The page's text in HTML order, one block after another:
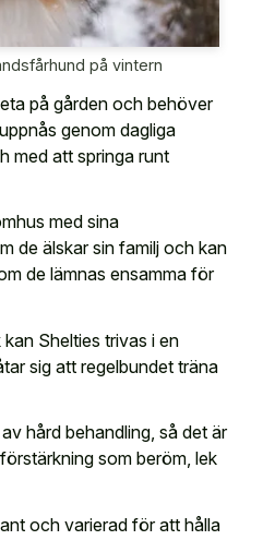
på vintern
på gården och behöver
genom dagliga
med att springa runt
med sina
de älskar sin familj och kan
de lämnas ensamma för
Shelties trivas i en
sig att regelbundet träna
hård behandling, så det är
som beröm, lek
och varierad för att hålla